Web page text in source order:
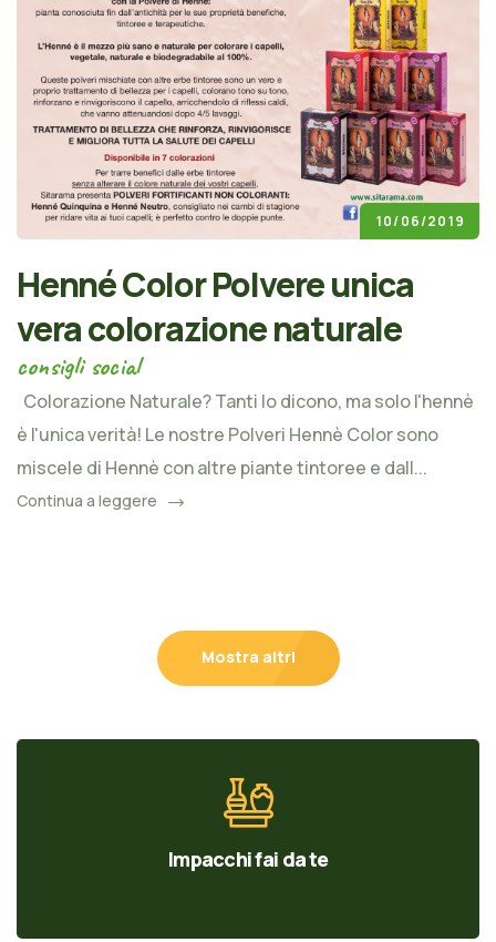
10/06/2019
Henné Color Polvere unica
vera colorazione naturale
consigli social
Colorazione Naturale? Tanti lo dicono, ma solo l'hennè
è l'unica verità! Le nostre Polveri Hennè Color sono
miscele di Hennè con altre piante tintoree e dall...
Continua a leggere
Mostra altri
Impacchi fai da te